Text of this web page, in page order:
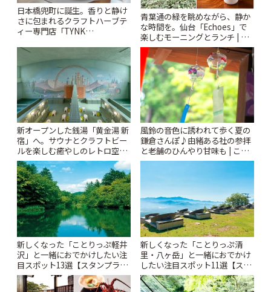
日本橋兜町に誕生。香りと静け
さに包まれるクラフトハーブテ
ィー専門店「TYNK
青葉通の緑を眺めながら、静か
な時間を。仙台「Echoes」で
楽しむモーニングとランチ | こ
とりっぷ
新オープンした銭湯「黄金湯 新
宿」へ。サウナとクラフトビー
ルを楽しむ癒やしのレトロ空間
| ことりっぷ
風鈴の音色に誘われて歩く夏の
鎌倉さんぽ♪由緒ある社の参拝
と老舗のひんやり甘味も | こと
りっぷ
新しくなった「ことりっぷ軽井
沢」と一緒におでかけしたい注
目スポット13選【スタンプラリ
ー開催中】 | ことりっぷ
新しくなった「ことりっぷ清
里・八ヶ岳」と一緒におでかけ
したい注目スポット11選【スタ
ンプラリー開催中】 | ことりっ
ぷ